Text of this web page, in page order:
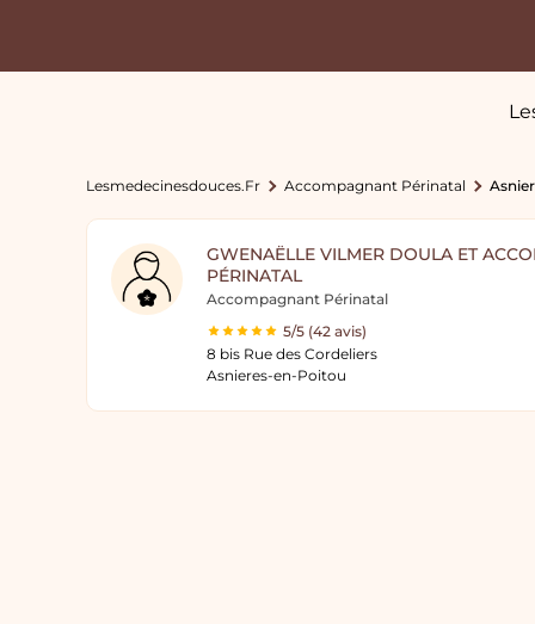
Lesmedecinesdouces.fr Accompagnant Périnatal
GWENAËLLE VILMER DOULA ET
PÉRINATAL
Accompagnant Périnatal
5/5 (42 avis)
8 bis Rue des Cordeliers
Asnieres-en-Poitou